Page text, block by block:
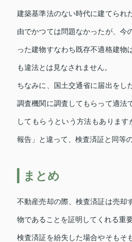
建築基準法のない時代に建てられ
由でかつては問題なかったが、今
った建物すなわち既存不適格建物
も違法とは見なされません。
ちなみに、国土交通省に届出をし
調査機関に調査してもらって適法
してもらうという方法もあります
報告」と違って、検査済証と同等
まとめ
不動産売却の際、検査済証は売却
物であることを証明してくれる重
検査済証を紛失した場合やそもそ